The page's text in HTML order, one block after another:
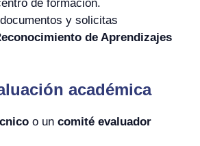
de formación.
y solicitas
de Aprendizajes
académica
o un comité evaluador